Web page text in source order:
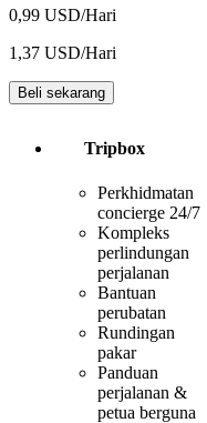
0,99 USD/Hari
1,37 USD/Hari
Beli sekarang
Tripbox
Perkhidmatan
concierge 24/7
Kompleks
perlindungan
perjalanan
Bantuan
perubatan
Rundingan
pakar
Panduan
perjalanan &
petua berguna